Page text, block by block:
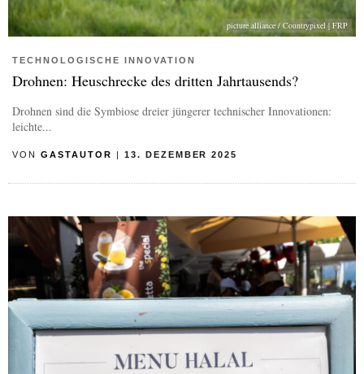
picture alliance / Countrypixel | FRP
TECHNOLOGISCHE INNOVATION
Drohnen: Heuschrecke des dritten Jahrtausends?
Drohnen sind die Symbiose dreier jüngerer technischer Innovationen:
leichte...
VON GASTAUTOR 13. DEZEMBER 2025